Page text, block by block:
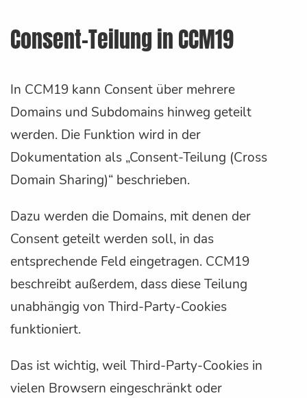
Consent-Teilung in CCM19
In CCM19 kann Consent über mehrere
Domains und Subdomains hinweg geteilt
werden. Die Funktion wird in der
Dokumentation als „Consent-Teilung (Cross
Domain Sharing)“ beschrieben.
Dazu werden die Domains, mit denen der
Consent geteilt werden soll, in das
entsprechende Feld eingetragen. CCM19
beschreibt außerdem, dass diese Teilung
unabhängig von Third-Party-Cookies
funktioniert.
Das ist wichtig, weil Third-Party-Cookies in
vielen Browsern eingeschränkt oder